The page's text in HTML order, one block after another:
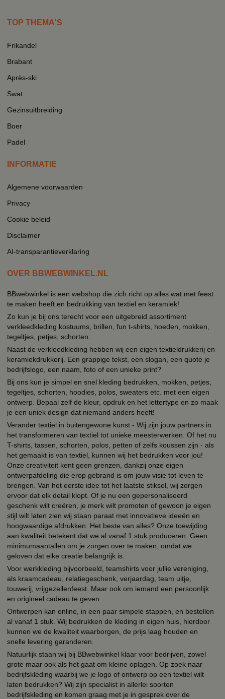
TOP THEMA'S
Frikandel
Brabant
Après-ski
Swat
Gezinsuitbreiding
Boer
Padel
INFORMATIE
Algemene voorwaarden
Privacy
Cookie beleid
Disclaimer
AI-transparantieverklaring
OVER BBWEBWINKEL.NL
BBwebwinkel is een webshop die zich richt op alles wat met feest
te maken heeft en bedrukking van textiel en keramiek!
Zo kun je bij ons terecht voor een uitgebreid assortiment
verkleedkleding kostuums, brillen, fun t-shirts, hoeden, mokken,
tegeltjes, petjes, schorten.
Naast de verkleedkleding hebben wij een eigen textieldrukkerij en
keramiekdrukkerij. Een grappige tekst, een slogan, een quote je
bedrijfslogo, een naam, foto of een unieke print?
Bij ons kun je simpel en snel kleding bedrukken, mokken, petjes,
tegeltjes, schorten, hoodies, polos, sweaters etc. met een eigen
ontwerp. Bepaal zelf de kleur, opdruk en het lettertype en zo maak
je een uniek design dat niemand anders heeft!
Verander textiel in buitengewone kunst - Wij zijn jouw partners in
het transformeren van textiel tot unieke meesterwerken. Of het nu
T-shirts, tassen, schorten, polos, petten of zelfs koussen zijn - als
het gemaakt is van textiel, kunnen wij het bedrukken voor jou!
Onze creativiteit kent geen grenzen, dankzij onze eigen
ontwerpafdeling die erop gebrand is om jouw visie tot leven te
brengen. Van het eerste idee tot het laatste stiksel, wij zorgen
ervoor dat elk detail klopt. Of je nu een gepersonaliseerd
geschenk wilt creëren, je merk wilt promoten of gewoon je eigen
stijl wilt laten zien wij staan paraat met innovatieve ideeën en
hoogwaardige afdrukken. Het beste van alles? Onze toewijding
aan kwaliteit betekent dat we al vanaf 1 stuk produceren. Geen
minimumaantallen om je zorgen over te maken, omdat we
geloven dat elke creatie belangrijk is.
Voor werkkleding bijvoorbeeld, teamshirts voor jullie vereniging,
als kraamcadeau, relatiegeschenk, verjaardag, team uitje,
touwerij, vrijgezellenfeest. Maar ook om iemand een persoonlijk
en origineel cadeau te geven.
Ontwerpen kan online, in een paar simpele stappen, en bestellen
al vanaf 1 stuk. Wij bedrukken de kleding in eigen huis, hierdoor
kunnen we de kwaliteit waarborgen, de prijs laag houden en
snelle levering garanderen.
Natuurlijk staan wij bij BBwebwinkel klaar voor bedrijven, zowel
grote maar ook als het gaat om kleine oplagen. Op zoek naar
bedrijfskleding waarbij we je logo of ontwerp op een textiel wilt
laten bedrukken? Wij zijn specialist in allerlei soorten
bedrijfskleding en komen graag met je in gesprek over de